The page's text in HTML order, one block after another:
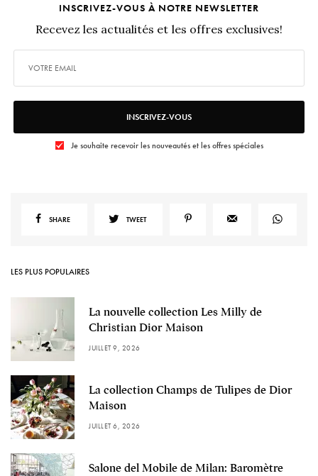
INSCRIVEZ-VOUS À NOTRE NEWSLETTER
Recevez les actualités et les offres exclusives!
INSCRIVEZ-VOUS
Je souhaite recevoir les nouveautés et les offres spéciales
SHARE TWEET
LES PLUS POPULAIRES
La nouvelle collection Les Milly de
Christian Dior Maison
JUILLET 9, 2026
La collection Champs de Tulipes de Dior
Maison
JUILLET 6, 2026
Salone del Mobile de Milan: Baromètre